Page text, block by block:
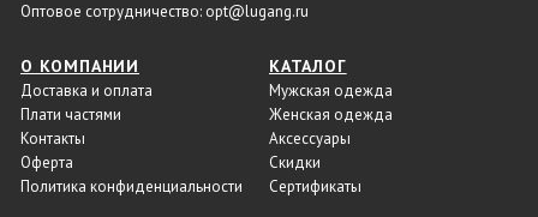
Оптовое сотрудничество: opt@lugang.ru
О КОМПАНИИ
Доставка и оплата
Плати частями
Контакты
Оферта
Политика конфиденциальности
КАТАЛОГ
Мужская одежда
Женская одежда
Аксессуары
Скидки
Сертификаты